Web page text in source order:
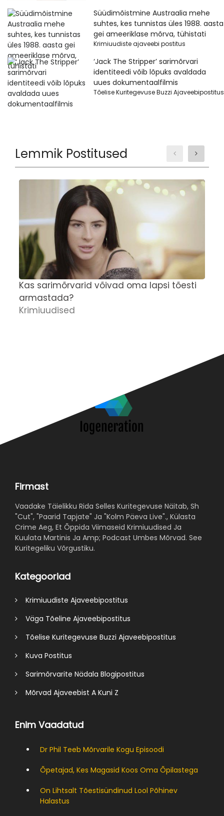
Süüdimõistmine Austraalia mehe
suhtes, kes tunnistas üles 1988. aasta
gei ameeriklase mõrva, tühistati
Krimiuudiste ajaveebi postitus
‘Jack The Stripper’ sarimõrvari
identiteedi võib lõpuks avaldada
uues dokumentaalfilmis
Tõelise Kuritegevuse Buzzi Ajaveebipostitus
Lemmik Postitused
Kas sarimõrvarid võivad oma lapsi tõesti
armastada?
Krimiuudised
Firmast
Vaadake Täielikku Rida Selles Kuritegevuse Näitab, Sh
"Cut", "Paarid Tapjate" Ja "Kolm Päeva Live"., Külasta
Crime Aeg, Et Õppida Viimaseid Krimiuudised Ja
Kuulata Martinis Ja Amp; Podcast Umbes Mõrvad. See
Kuritegeliku Võrgustiku.
Kategooriad
Krimiuudiste Ajaveebipostitus
Väga Tõeline Ajaveebipostitus
Tõelise Kuritegevuse Buzzi Ajaveebipostitus
Kuva Postitus
Sarimõrvarite Nädala Blogipostitus
Mõrvad Ajaveebist A Kuni Z
Enim Vaadatud
Dr Phil Teeb Mõrvarile Kogu Episoodi
Õpetajad, Kes Magasid Koos Oma Õpilastega
On Lihtsalt Tõestisündinud Lool Põhinev
Halastus